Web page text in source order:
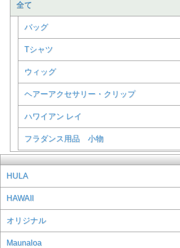
全て
バッグ
Tシャツ
ウィッグ
ヘアーアクセサリー・クリップ
ハワイアン レイ
フラダンス用品 小物
HULA
HAWAII
オリジナル
Maunaloa